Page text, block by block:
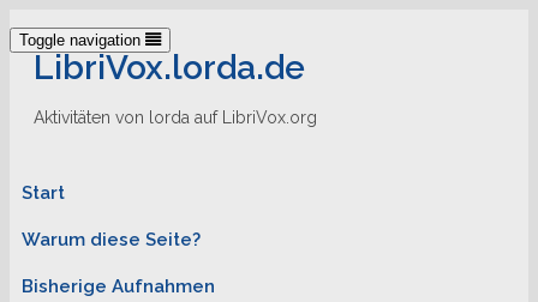
Toggle navigation
LibriVox.lorda.de
Aktivitäten von lorda auf LibriVox.org
Start
Warum diese Seite?
Bisherige Aufnahmen